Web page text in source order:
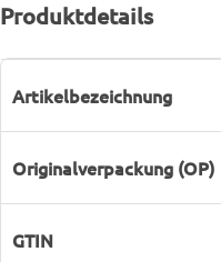
Produktdetails
Artikelbezeichnung
Originalverpackung (OP)
GTIN